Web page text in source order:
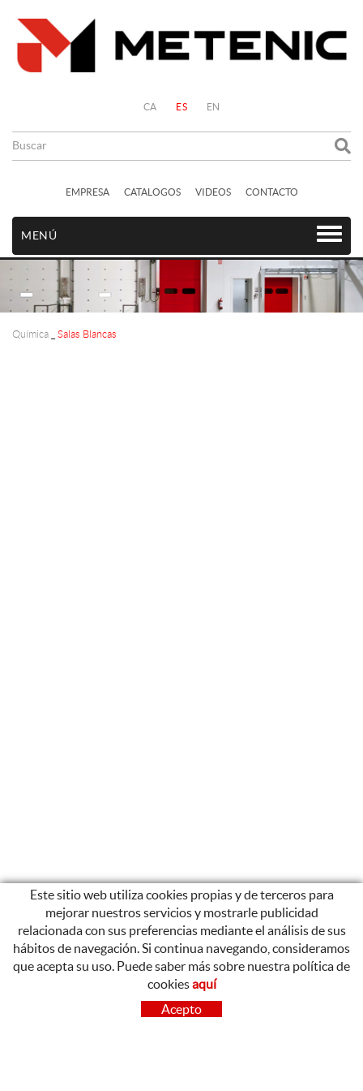
CA ES EN
EMPRESA CATALOGOS VIDEOS CONTACTO
MENÚ
Química Salas Blancas
CONTACTO
Este sitio web utiliza cookies propias y de terceros para
mejorar nuestros servicios y mostrarle publicidad
relacionada con sus preferencias mediante el análisis de sus
hábitos de navegación. Si continua navegando, consideramos
que acepta su uso. Puede saber más sobre nuestra política de
cookiesaquí
Acepto